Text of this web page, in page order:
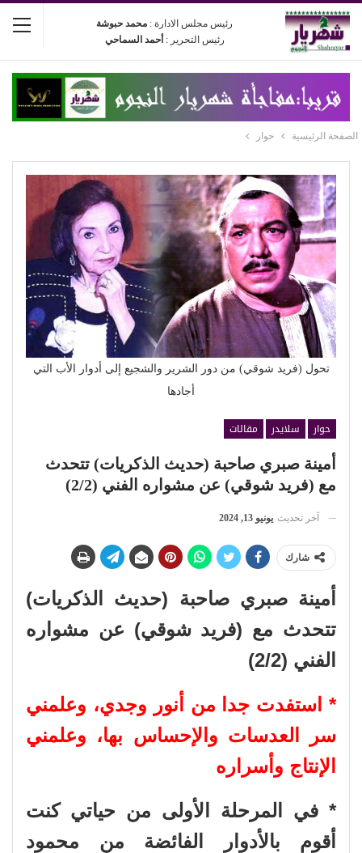
رئيس مجلس الادارة : محمد حبوشة
رئيس التحرير : أحمد السماحي
الصفحة الرئيسية حوار
تحول (فريد شوقي) من دور الشرير والشجيع إلى أدوار الأب التي
أجادها
حوار سلايدر
مقالات
أمينة صبري صاحبة (حديث الذكريات) تتحدث
مع (فريد شوقي) عن مشواره الفني (2/2)
آخر تحديث يونيو 13, 2024
شارك
أمينة صبري صاحبة (حديث الذكريات)
تتحدث مع (فريد شوقي) عن مشواره
الفني (2/2)
* استفدت جدا من أنور وجدي، وعلمني
سر العدسات والإحساس بها، وعلمني
الإنتاج وأسراره
* في المرحلة الأولى من حياتي كنت
أقوم بالأدوار الفائضة من محمود